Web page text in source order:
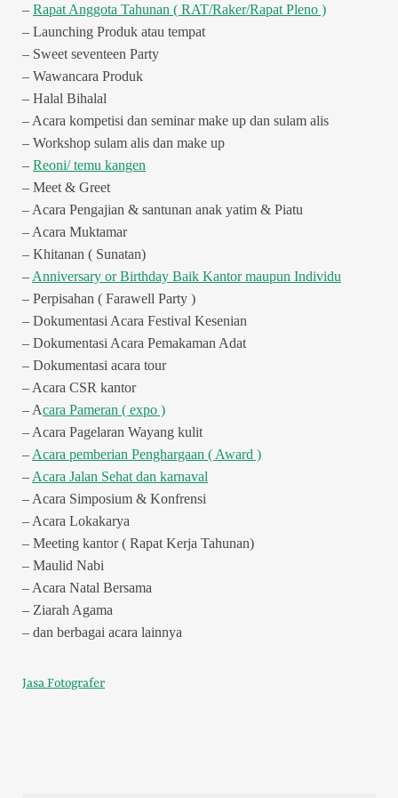
– Rapat Anggota Tahunan ( RAT/Raker/Rapat Pleno )
– Launching Produk atau tempat
– Sweet seventeen Party
– Wawancara Produk
– Halal Bihalal
– Acara kompetisi dan seminar make up dan sulam alis
– Workshop sulam alis dan make up
– Reoni/ temu kangen
– Meet & Greet
– Acara Pengajian & santunan anak yatim & Piatu
– Acara Muktamar
– Khitanan ( Sunatan)
– Anniversary or Birthday Baik Kantor maupun Individu
– Perpisahan ( Farawell Party )
– Dokumentasi Acara Festival Kesenian
– Dokumentasi Acara Pemakaman Adat
– Dokumentasi acara tour
– Acara CSR kantor
– Acara Pameran ( expo )
– Acara Pagelaran Wayang kulit
– Acara pemberian Penghargaan ( Award )
– Acara Jalan Sehat dan karnaval
– Acara Simposium & Konfrensi
– Acara Lokakarya
– Meeting kantor ( Rapat Kerja Tahunan)
– Maulid Nabi
– Acara Natal Bersama
– Ziarah Agama
– dan berbagai acara lainnya
Jasa Fotografer